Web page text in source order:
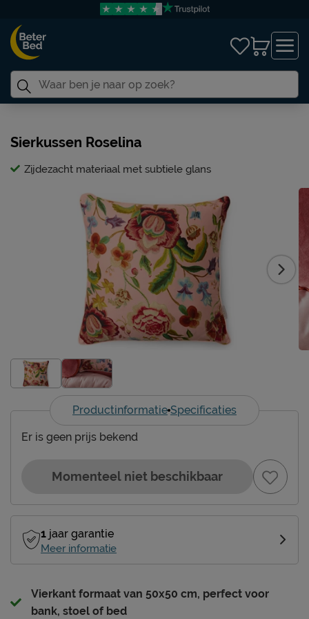
Sierkussen Roselina
Zijdezacht materiaal met subtiele glans
Productinformatie Specificaties
Er is geen prijs bekend
Momenteel niet beschikbaar
1 jaar garantie
Meer informatie
Vierkant formaat van 50x50 cm, perfect voor
bank, stoel of bed